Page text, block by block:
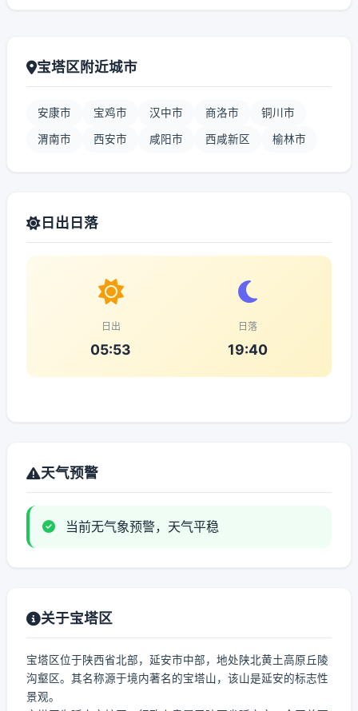
宝塔区附近城市
安康市 宝鸡市 汉中市 商洛市 铜川市
渭南市 西安市 咸阳市 西咸新区 榆林市
日出日落
日出
05:53
日落
19:40
天气预警
当前无气象预警，天气平稳
关于宝塔区
宝塔区位于陕西省北部，延安市中部，地处陕北黄土高原丘陵
沟壑区。其名称源于境内著名的宝塔山，该山是延安的标志性
景观。